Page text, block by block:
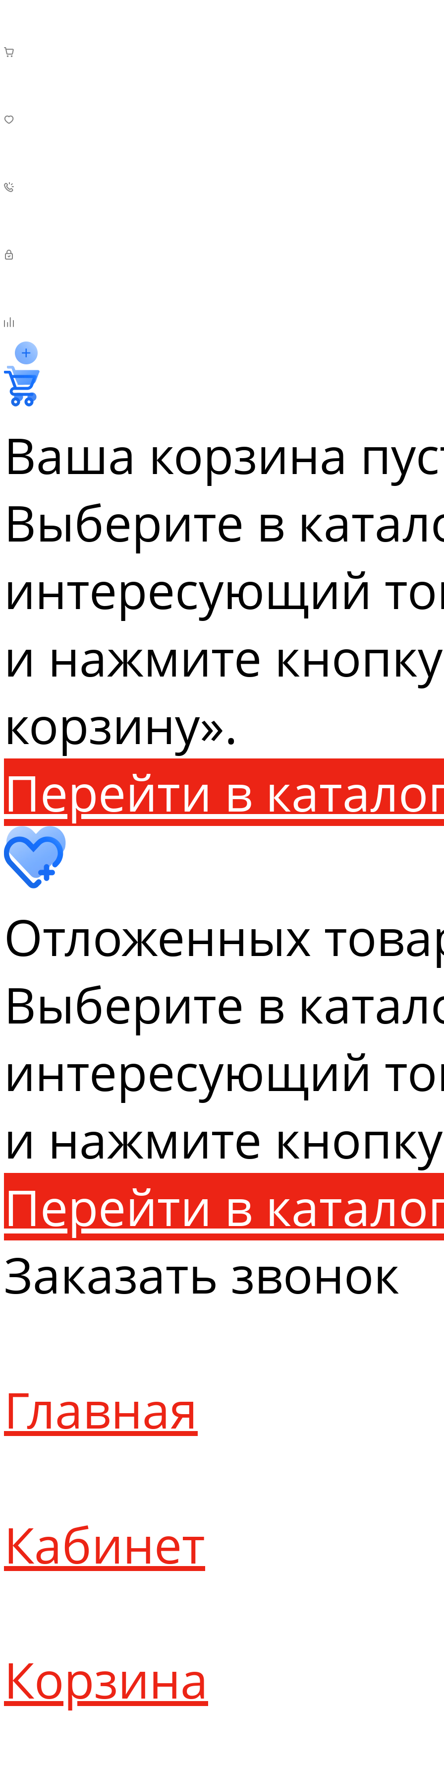
Ваша корзина
Выберите в
интересующий
и нажмите
корзину».
Перейти в
Отложенных
Выберите в
интересующий
и нажмите
Перейти в
Заказать звонок
Главная
Кабинет
Корзина